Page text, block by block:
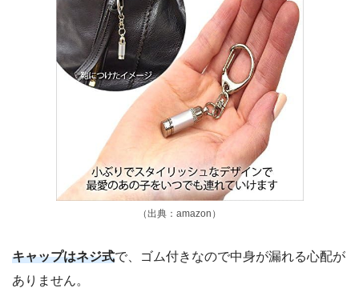
（出典：amazon）
キャップはネジ式で、ゴム付きなので中身が漏れる心配が
ありません。